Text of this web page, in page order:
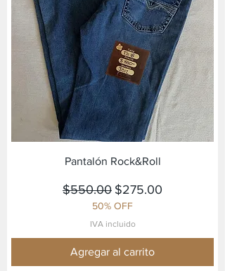
Pantalón Rock&Roll
Precio
$550.00 Precio de oferta
$275.00
50% OFF
IVA incluido
Agregar al carrito